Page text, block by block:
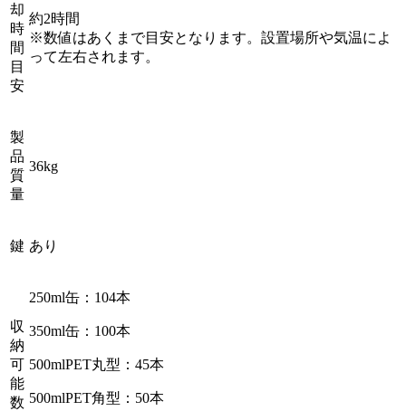
却
時
間
目
安
約2時間
※数値はあくまで目安となります。設置場所や気温によ
って左右されます。
製
品
質
量
36kg
鍵 あり
収
納
可
能
数
250ml缶：104本
350ml缶：100本
500mlPET丸型：45本
500mlPET角型：50本